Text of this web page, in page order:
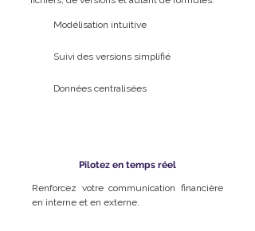
Modélisation intuitive
Suivi des versions simplifié
Données centralisées
Pilotez en temps réel
Renforcez votre communication financière
en interne et en externe.​